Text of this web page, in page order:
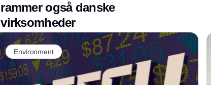
rammer også danske
virksomheder
Environment